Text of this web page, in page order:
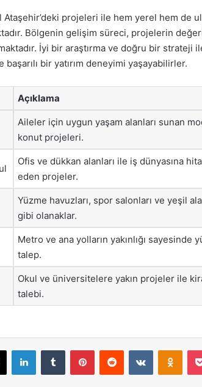
projeleri ile hem yerel hem de
Bölgenin gelişim süreci, projelerin
İyi bir araştırma ve doğru bir strateji
bir yatırım deneyimi yaşayabilirler.
Açıklama
Aileler için uygun yaşam alanları sunan
konut projeleri.
Ofis ve dükkan alanları ile iş dünyasına
eden projeler.
Yüzme havuzları, spor salonları ve yeşil
gibi olanaklar.
Metro ve ana yolların yakınlığı sayesinde
talep.
Okul ve üniversitelere yakın projeler ile
talebi.
X LinkedInTumblr PinterestReddit VKontakte